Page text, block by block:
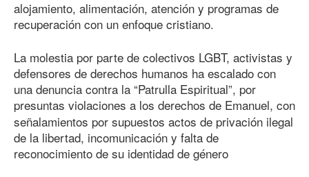
alojamiento, alimentación, atención y programas de
recuperación con un enfoque cristiano.
La molestia por parte de colectivos LGBT, activistas y
defensores de derechos humanos ha escalado con
una denuncia contra la “Patrulla Espiritual”, por
presuntas violaciones a los derechos de Emanuel, con
señalamientos por supuestos actos de privación ilegal
de la libertad, incomunicación y falta de
reconocimiento de su identidad de género